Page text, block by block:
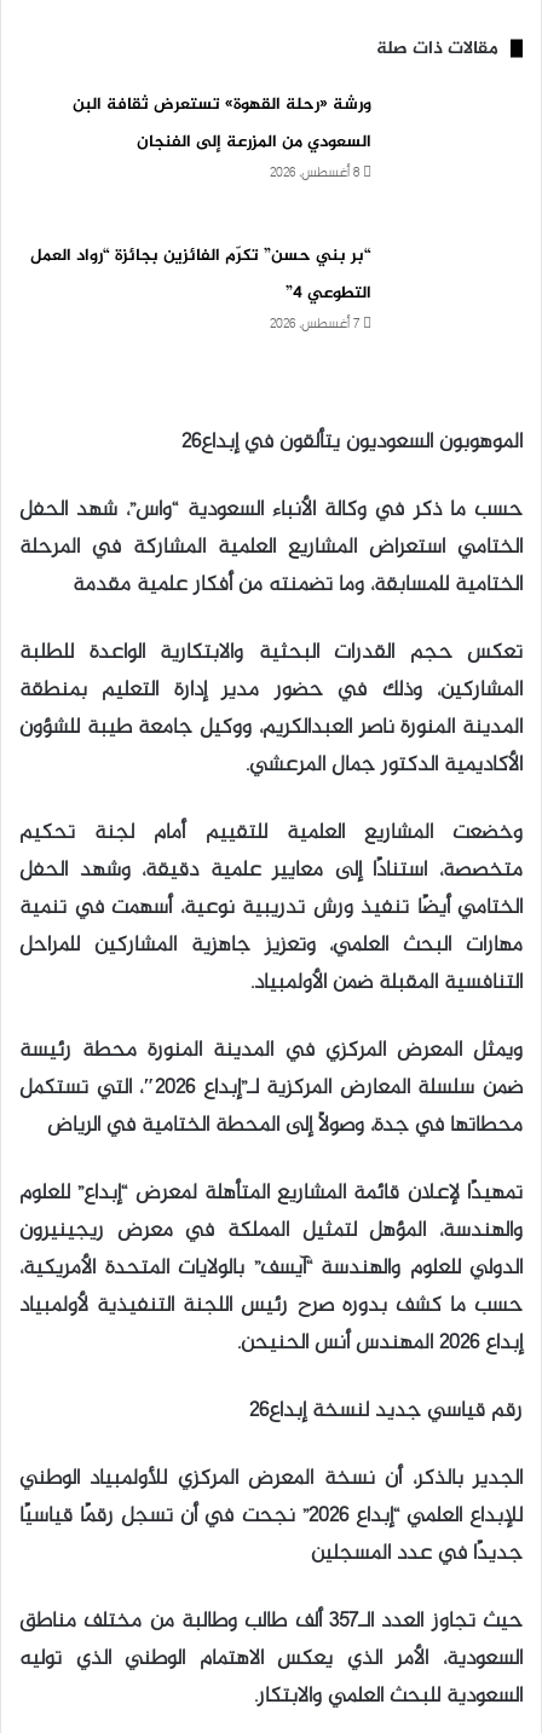
مقالات ذات صلة
ورشة «رحلة القهوة» تستعرض ثقافة البن
السعودي من المزرعة إلى الفنجان
8 أغسطس، 2026
“بر بني حسن” تكرّم الفائزين بجائزة “رواد العمل
التطوعي 4”
7 أغسطس، 2026
الموهوبون السعوديون يتألقون في إبداع26
حسب ما ذكر في وكالة الأنباء السعودية “واس”، شهد الحفل
الختامي استعراض المشاريع العلمية المشاركة في المرحلة
الختامية للمسابقة، وما تضمنته من أفكار علمية مقدمة
تعكس حجم القدرات البحثية والابتكارية الواعدة للطلبة
المشاركين، وذلك في حضور مدير إدارة التعليم بمنطقة
المدينة المنورة ناصر العبدالكريم، ووكيل جامعة طيبة للشؤون
الأكاديمية الدكتور جمال المرعشي.
وخضعت المشاريع العلمية للتقييم أمام لجنة تحكيم
متخصصة، استنادًا إلى معايير علمية دقيقة، وشهد الحفل
الختامي أيضًا تنفيذ ورش تدريبية نوعية، أسهمت في تنمية
مهارات البحث العلمي، وتعزيز جاهزية المشاركين للمراحل
التنافسية المقبلة ضمن الأولمبياد.
ويمثل المعرض المركزي في المدينة المنورة محطة رئيسة
ضمن سلسلة المعارض المركزية لـ”إبداع 2026″، التي تستكمل
محطاتها في جدة، وصولًا إلى المحطة الختامية في الرياض
تمهيدًا لإعلان قائمة المشاريع المتأهلة لمعرض “إبداع” للعلوم
والهندسة، المؤهل لتمثيل المملكة في معرض ريجينيرون
الدولي للعلوم والهندسة “آيسف” بالولايات المتحدة الأمريكية،
حسب ما كشف بدوره صرح رئيس اللجنة التنفيذية لأولمبياد
إبداع 2026 المهندس أنس الحنيحن.
رقم قياسي جديد لنسخة إبداع26
الجدير بالذكر، أن نسخة المعرض المركزي للأولمبياد الوطني
للإبداع العلمي “إبداع 2026” نجحت في أن تسجل رقمًا قياسيًا
جديدًا في عدد المسجلين
حيث تجاوز العدد الـ357 ألف طالب وطالبة من مختلف مناطق
السعودية، الأمر الذي يعكس الاهتمام الوطني الذي توليه
السعودية للبحث العلمي والابتكار.